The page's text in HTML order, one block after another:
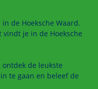
de Hoeksche Waard.
je in de Hoeksche
de leukste
te gaan en beleef de